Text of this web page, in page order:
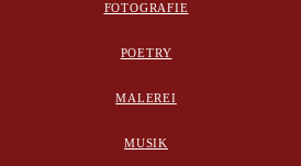
FOTOGRAFIE
POETRY
MALEREI
MUSIK